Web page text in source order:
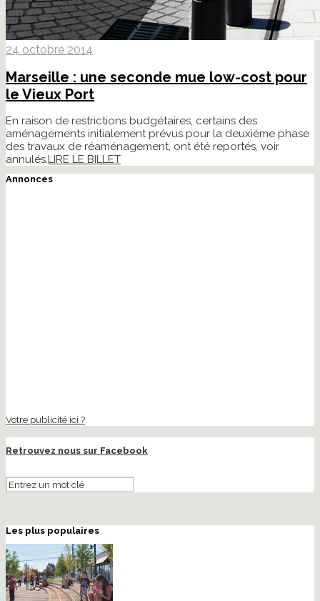
24 octobre 2014
Marseille : une seconde mue low-cost pour
le Vieux Port
En raison de restrictions budgétaires, certains des
aménagements initialement prévus pour la deuxième phase
des travaux de réaménagement, ont été reportés, voir
annulés.LIRE LE BILLET
Annonces
Votre publicité ici ?
Retrouvez nous sur Facebook
Les plus populaires